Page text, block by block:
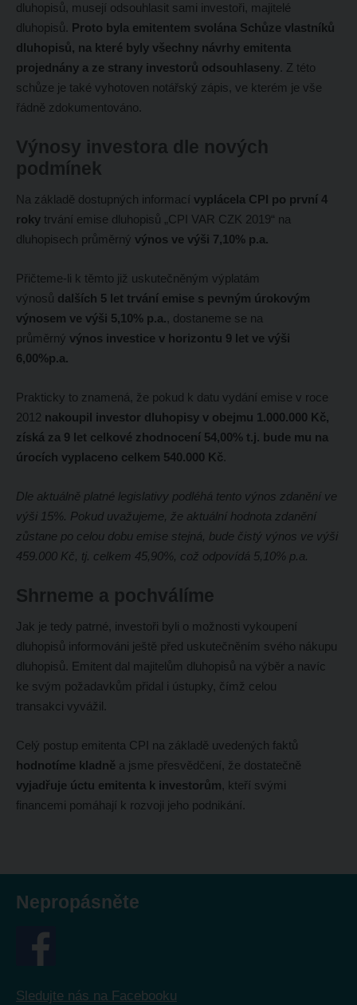
dluhopisů, musejí odsouhlasit sami investoři, majitelé
dluhopisů. Proto byla emitentem svolána Schůze vlastníků
dluhopisů, na které byly všechny návrhy emitenta
projednány a ze strany investorů odsouhlaseny. Z této
schůze je také vyhotoven notářský zápis, ve kterém je vše
řádně zdokumentováno.
Výnosy investora dle nových
podmínek
Na základě dostupných informací vyplácela CPI po první 4
rokytrvání emise dluhopisů „CPI VAR CZK 2019“ na
dluhopisech průměrný výnos ve výši 7,10% p.a.
Přičteme-li k těmto již uskutečněným výplatám
výnosů dalších 5 let trvání emise s pevným úrokovým
výnosem ve výši 5,10% p.a., dostaneme se na
průměrný výnos investice v horizontu 9 let ve výši
6,00%p.a.
Prakticky to znamená, že pokud k datu vydání emise v roce
2012 nakoupil investor dluhopisy v obejmu 1.000.000 Kč,
získá za 9 let celkové zhodnocení 54,00% t.j. bude mu na
úrocích vyplaceno celkem 540.000 Kč.
Dle aktuálně platné legislativy podléhá tento výnos zdanění ve
výši 15%. Pokud uvažujeme, že aktuální hodnota zdanění
zůstane po celou dobu emise stejná, bude čistý výnos ve výši
459.000 Kč, tj. celkem 45,90%, což odpovídá 5,10% p.a.
Shrneme a pochválíme
Jak je tedy patrné, investoři byli o možnosti vykoupení
dluhopisů informováni ještě před uskutečněním svého nákupu
dluhopisů. Emitent dal majitelům dluhopisů na výběr a navíc
ke svým požadavkům přidal i ústupky, čímž celou
transakci vyvážil.
Celý postup emitenta CPI na základě uvedených faktů
hodnotíme kladně a jsme přesvědčení, že dostatečně
vyjadřuje úctu emitenta k investorům, kteří svými
financemi pomáhají k rozvoji jeho podnikání.
Nepropásněte
Sledujte nás na Facebooku